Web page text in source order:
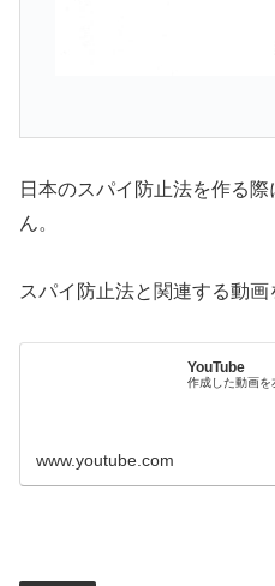
日本のスパイ防止法を作る
ん。
スパイ防止法と関連する動画
YouTube
作成した動画
www.youtube.com